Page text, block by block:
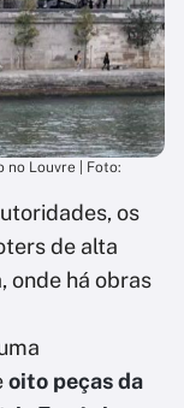
no Louvre | Foto:
os
de alta
onde há obras
oito peças da